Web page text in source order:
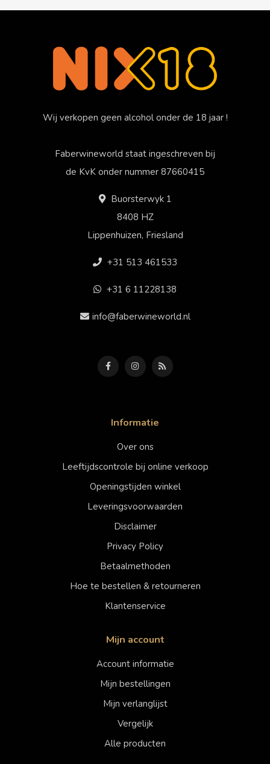
Wij verkopen geen alcohol onder de 18 jaar !
Faberwineworld staat ingeschreven bij
de KvK onder nummer 87660415
Buorsterwyk 1
8408 HZ
Lippenhuizen, Friesland
+31 513 461533
+31 6 11228138
info@faberwineworld.nl
Informatie
Over ons
Leeftijdscontrole bij online verkoop
Openingstijden winkel
Leveringsvoorwaarden
Disclaimer
Privacy Policy
Betaalmethoden
Hoe te bestellen & retourneren
Klantenservice
Mijn account
Account informatie
Mijn bestellingen
Mijn verlanglijst
Vergelijk
Alle producten